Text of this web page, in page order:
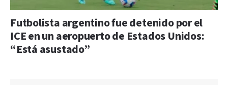
Futbolista argentino fue detenido por el
ICE en un aeropuerto de Estados Unidos:
“Está asustado”